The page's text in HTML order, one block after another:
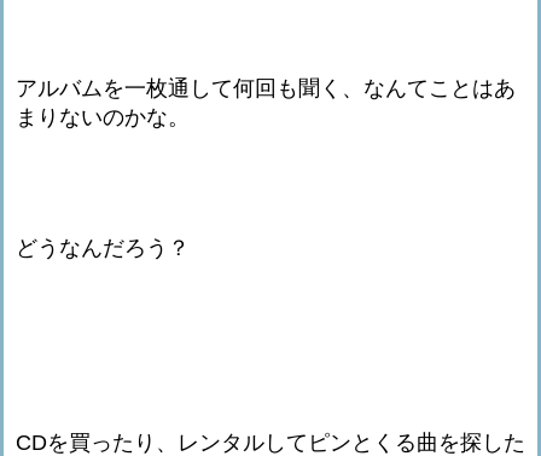
アルバムを一枚通して何回も聞く、なんてことはあ
まりないのかな。
どうなんだろう？
CDを買ったり、レンタルしてピンとくる曲を探した